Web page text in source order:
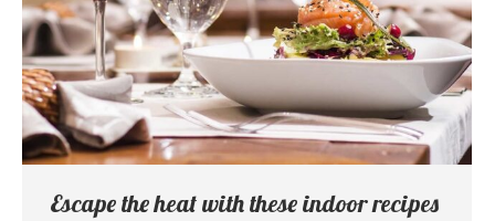
Escape the heat with these indoor recipes